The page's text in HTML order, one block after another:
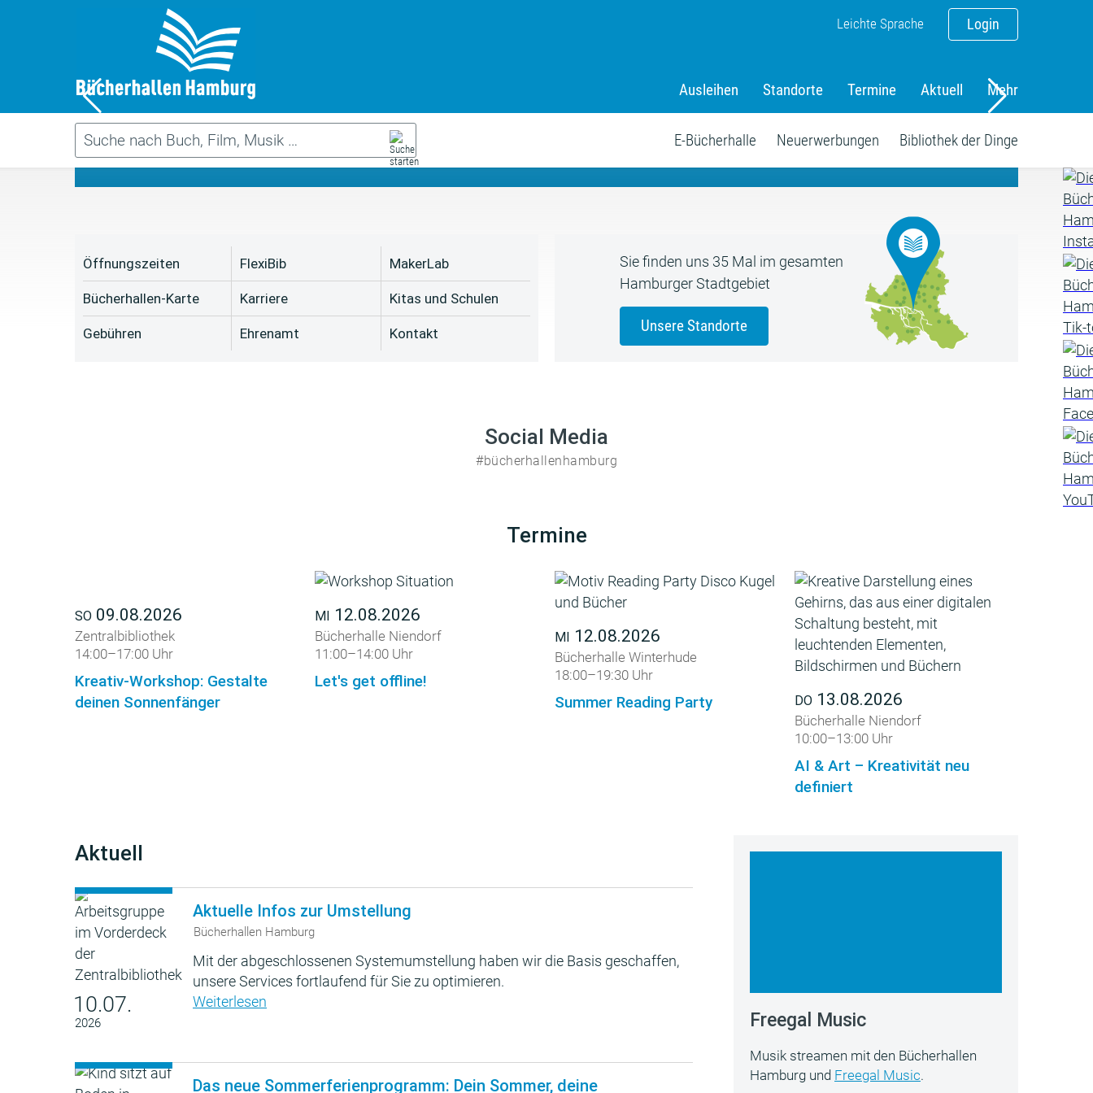
Login
Leichte Sprache
Ausleihen Standorte Termine Aktuell Mehr
E-Bücherhalle Neuerwerbungen Bibliothek der Dinge
Das neue Sommerferienprogramm
Öffnungszeiten
Bücherhallen-Karte
Gebühren
FlexiBib
Karriere
Ehrenamt
MakerLab
Kitas und Schulen
Kontakt
Sie finden uns 35 Mal im gesamten
Hamburger Stadtgebiet
Unsere Standorte
Social Media
#bücherhallenhamburg
Termine
SO 09.08.2026
Zentralbibliothek
14:00–17:00 Uhr
Kreativ-Workshop: Gestalte
deinen Sonnenfänger
MI 12.08.2026
Bücherhalle Niendorf
11:00–14:00 Uhr
Let's get offline!
MI 12.08.2026
Bücherhalle Winterhude
18:00–19:30 Uhr
Summer Reading Party DO 13.08.2026
Bücherhalle Niendorf
10:00–13:00 Uhr
AI & Art – Kreativität neu
definiert
Aktuell
10.07.
2026
Aktuelle Infos zur Umstellung
Bücherhallen Hamburg
Mit der abgeschlossenen Systemumstellung haben wir die Basis geschaffen,
unsere Services fortlaufend für Sie zu optimieren.
Weiterlesen
Das neue Sommerferienprogramm: Dein Sommer, deine
Freegal Music
Musik streamen mit den Bücherhallen
Hamburg und Freegal Music.